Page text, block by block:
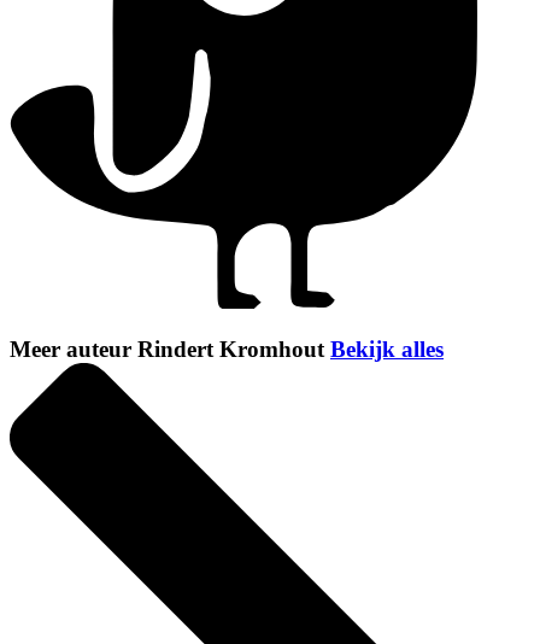
Meer auteur Rindert Kromhout Bekijk alles